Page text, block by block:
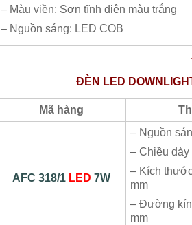
– Màu viền: Sơn tĩnh điện màu trắng
– Nguồn sáng: LED COB
ĐÈN LED
Mã hàng
AFC 318/1 LED 7W
– Nguồn
– Chiều dày
– Kích
mm
– Đường
mm